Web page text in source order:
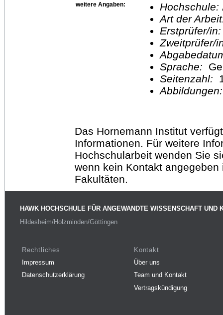
weitere Angaben: Hochschule:
Art der
Erstprüfer/
Sprache:
Seitenzahl:
Das Hornemann Institut
Informationen. Für weitere
Hochschularbeit wenden Sie
wenn kein Kontakt
Fakultäten.
HAWK HOCHSCHULE FÜR ANGEWANDTE WISSENSCHAFT UND
Hildesheim/Holzminden/Göttingen
Rechtliches
Impressum
Datenschutzerklärung
Kontakt
Über uns
Team und Kontakt
Vertragskündigung